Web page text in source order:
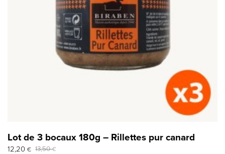
Lot de 3 bocaux 180g – Rillettes pur canard
13,50€
Le
12,20 €
Le